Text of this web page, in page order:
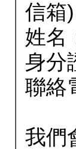
信箱)
姓名
身分
聯絡
我們